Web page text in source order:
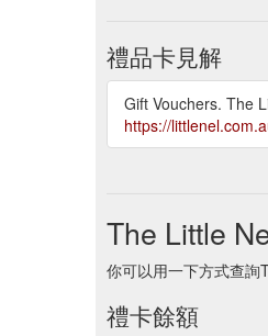
禮品卡見解
Gift Vouchers. The
https://
The Little
你可以用一下方式查詢
禮卡餘額